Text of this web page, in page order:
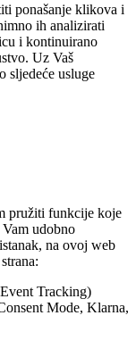
ponašanje klikova i
ih analizirati
i kontinuirano
Uz Vaš
sljedeće usluge
pružiti funkcije koje
udobno
na ovoj web
Tracking)
Mode, Klarna,